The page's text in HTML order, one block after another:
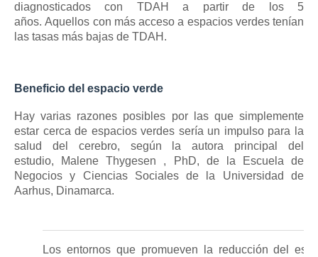
diagnosticados con TDAH a partir de los 5
años.Aquellos con más acceso a espacios verdes tenían
las tasas más bajas de TDAH.
Beneficio del espacio verde
Hay varias razones posibles por las que simplemente
estar cerca de espacios verdes sería un impulso para la
salud del cerebro, según la autora principal del
estudio,
Malene Thygesen , PhD, de la Escuela de
Negocios y Ciencias Sociales de la Universidad de
Aarhus, Dinamarca.
Los entornos que promueven la reducción del